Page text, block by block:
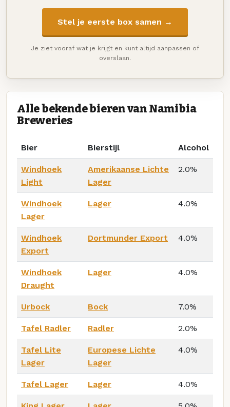
Stel je eerste box samen →
Je ziet vooraf wat je krijgt en kunt altijd aanpassen of
overslaan.
Alle bekende bieren van Namibia
Breweries
Bier Bierstijl Alcohol
Windhoek
Light
Amerikaanse Lichte
Lager
2.0%
Windhoek
Lager
Lager 4.0%
Windhoek
Export
Dortmunder Export 4.0%
Windhoek
Draught
Lager 4.0%
Urbock Bock 7.0%
Tafel Radler Radler 2.0%
Tafel Lite
Lager
Europese Lichte
Lager
4.0%
Tafel Lager Lager 4.0%